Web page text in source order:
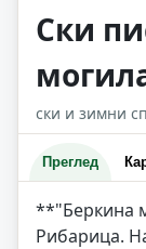
Ски
ски и зимни
Преглед
**"Беркина
Рибарица.